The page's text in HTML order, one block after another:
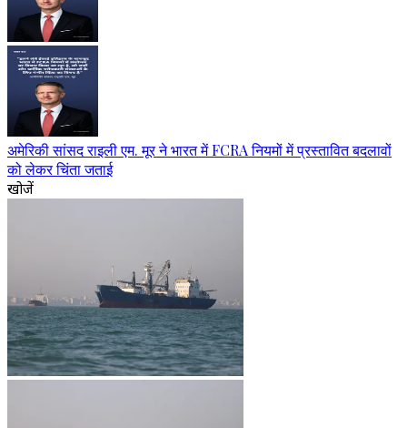
अमेरिकी सांसद राइली एम. मूर ने भारत में FCRA नियमों में प्रस्तावित बदलावों
को लेकर चिंता जताई
खोजें